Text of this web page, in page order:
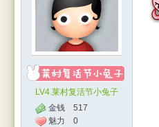
LV4.莱村复活节小兔子
金钱
517
魅力
0